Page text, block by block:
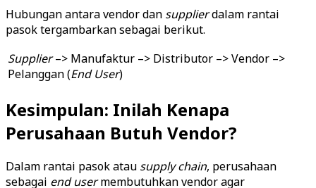
Hubungan antara vendor dan supplierdalam rantai
pasok tergambarkan sebagai berikut.
Supplier–> Manufaktur –> Distributor –> Vendor –>
Pelanggan (End User)
Kesimpulan: Inilah Kenapa
Perusahaan Butuh Vendor?
Dalam rantai pasok atau supply chain, perusahaan
sebagai end usermembutuhkan vendor agar